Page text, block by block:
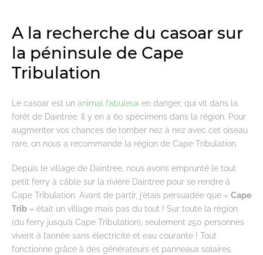
A la recherche du casoar sur
la péninsule de Cape
Tribulation
Le casoar est un animal fabuleux en danger, qui vit dans la
forêt de Daintree. Il y en a 60 spécimens dans la région. Pour
augmenter vos chances de tomber nez à nez avec cet oiseau
rare, on nous a recommandé la région de Cape Tribulation.
Depuis le village de Daintree, nous avons emprunté le tout
petit ferry à câble sur la rivière Daintree pour se rendre à
Cape Tribulation. Avant de partir, j’étais persuadée que « Cape
Trib » était un village mais pas du tout ! Sur toute la région
(du ferry jusqu’à Cape Tribulation), seulement 250 personnes
vivent à l’année sans électricité et eau courante ! Tout
fonctionne grâce à des générateurs et panneaux solaires.